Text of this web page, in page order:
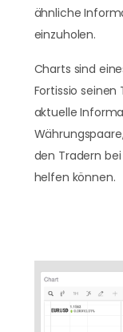
ähnliche
einzuholen.
Charts sind
Fortissio seinen
aktuelle
den Tradern
helfen können.